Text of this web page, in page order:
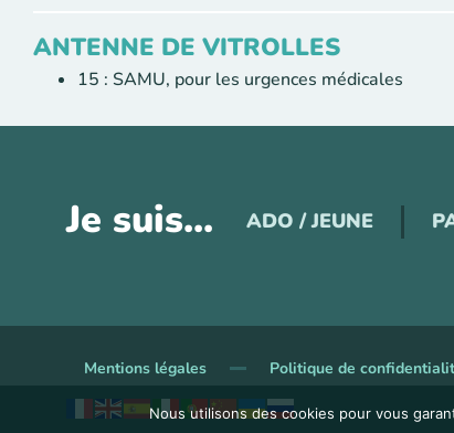
ANTENNE DE VITROLLES
15 : SAMU, pour les urgences médicales
Je suis... ADO / JEUNE
Mentions légales Politique de
Nous utilisons des cookies pour vous